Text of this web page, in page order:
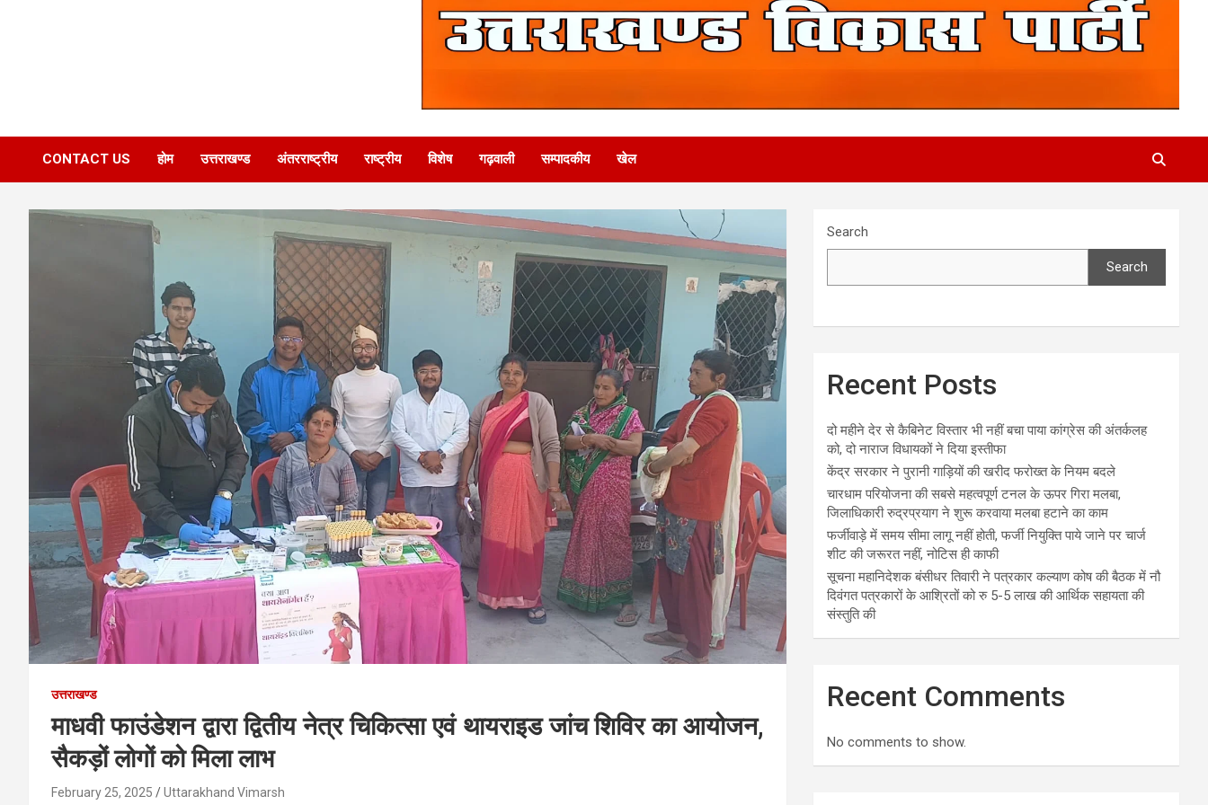
CONTACT US होम उत्तराखण्ड अंतरराष्ट्रीय राष्ट्रीय विशेष गढ़वाली सम्पादकीय खेल
उत्तराखण्ड
माधवी फाउंडेशन द्वारा द्वितीय नेत्र चिकित्सा एवं थायराइड जांच शिविर का आयोजन,
सैकड़ों लोगों को मिला लाभ
February 25, 2025 Uttarakhand Vimarsh
Search
Search
Recent Posts
दो महीने देर से कैबिनेट विस्तार भी नहीं बचा पाया कांग्रेस की अंतर्कलह
को, दो नाराज विधायकों ने दिया इस्तीफा
केंद्र सरकार ने पुरानी गाड़ियों की खरीद फरोख्त के नियम बदले
चारधाम परियोजना की सबसे महत्वपूर्ण टनल के ऊपर गिरा मलबा,
जिलाधिकारी रुद्रप्रयाग ने शुरू करवाया मलबा हटाने का काम
फर्जीवाड़े में समय सीमा लागू नहीं होती, फर्जी नियुक्ति पाये जाने पर चार्ज
शीट की जरूरत नहीं, नोटिस ही काफी
सूचना महानिदेशक बंसीधर तिवारी ने पत्रकार कल्याण कोष की बैठक में नौ
दिवंगत पत्रकारों के आश्रितों को रु 5-5 लाख की आर्थिक सहायता की
संस्तुति की
Recent Comments
No comments to show.